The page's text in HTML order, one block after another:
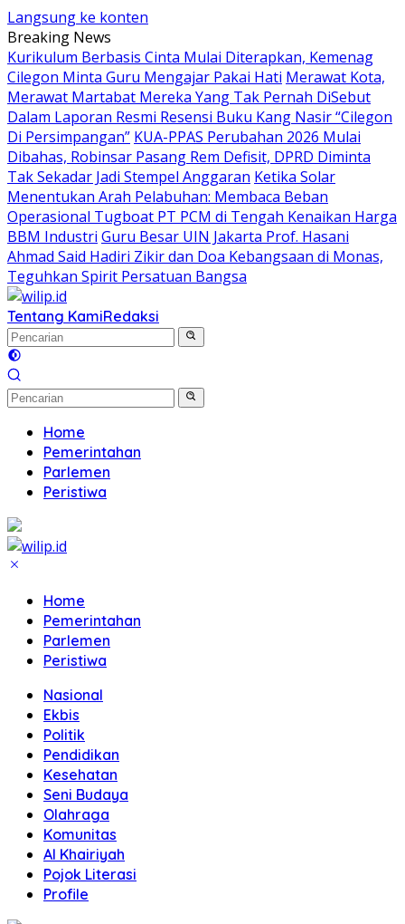
Langsung ke konten
Breaking News
Kurikulum Berbasis Cinta Mulai Diterapkan, Kemenag
Cilegon Minta Guru Mengajar Pakai Hati Merawat Kota,
Merawat Martabat Mereka Yang Tak Pernah DiSebut
Dalam Laporan Resmi Resensi Buku Kang Nasir “Cilegon
Di Persimpangan” KUA-PPAS Perubahan 2026 Mulai
Dibahas, Robinsar Pasang Rem Defisit, DPRD Diminta
Tak Sekadar Jadi Stempel Anggaran Ketika Solar
Menentukan Arah Pelabuhan: Membaca Beban
Operasional Tugboat PT PCM di Tengah Kenaikan Harga
BBM Industri Guru Besar UIN Jakarta Prof. Hasani
Ahmad Said Hadiri Zikir dan Doa Kebangsaan di Monas,
Teguhkan Spirit Persatuan Bangsa
Tentang KamiRedaksi
Home
Pemerintahan
Parlemen
Peristiwa
Home
Pemerintahan
Parlemen
Peristiwa
Nasional
Ekbis
Politik
Pendidikan
Kesehatan
Seni Budaya
Olahraga
Komunitas
Al Khairiyah
Pojok Literasi
Profile